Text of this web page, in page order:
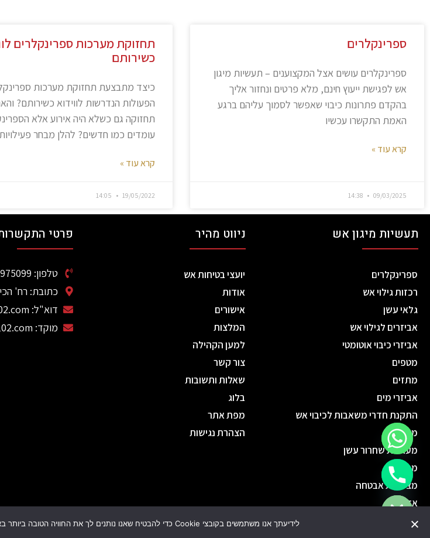
ספרינקלרים
ספרינקלרים עושים אצל המקצוענים – תעשיות מיגון
אש לפגישת ייעוץ חינם, מלא פרטים ונחזור אליך
בהקדם פתרונות כיבוי שאפשר לסמוך עליהם ברגע
האמת התקשרו עכשיו
קרא עוד »
09/03/2025
תחזוקת מערכות ספרינקלרים
כשירותם
כיצד מתבצעת תחזוקת מערכות
הפעולות הנדרשות לווידוא כשירותם?
תחזוקה גם כשלא היה אירוע אלא
עומדים כמו חדשים? להלן מבחר פעילויות
קרא עוד »
19/05/2022
תעשיות מיגון אש
ספרינקלרים
רכזות גילוי אש
גלאי עשן
אביזרים לגילוי אש
אביזרי כיבוי אוטומטי
מטפים
מתזים
אביזרי מים
התקנת חדרי משאבות לכיבוי אש
מנדפים
מערכות שחרור עשן
מפוחים
מצלמות אבטחה
אזעקות
מערכות ספרינקלרים חכמות
ניווט מהיר
יועצי בטיחות אש
אודות
אישורים
המלצות
למען הקהילה
צור קשר
שאלות ותשובות
בלוג
מפת אתר
הצהרת נגישות
פרטי
טלפון: 077-9975099
כתובת: רח' הכישור 51
דוא"ל: info@migun102.com
מוקד: service@migun102.com
לידיעתך אנו משתמשים בקובצי Cookie כדי להבטיח שאנו נותנים לך את החוויה הטובה ביותר באתר שלנו. שימוש באתר זה מהווה את הסכמתך לתנאי זה.
Hide
chaty